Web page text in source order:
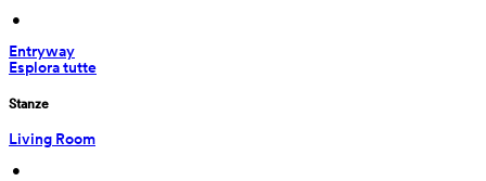
•
Entryway
Esplora tutte
Stanze
Living Room
•